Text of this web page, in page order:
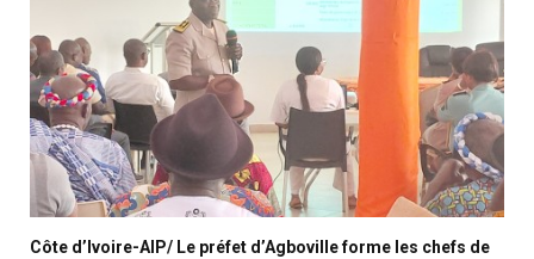
Côte d’Ivoire-AIP/ Le préfet d’Agboville forme les chefs de